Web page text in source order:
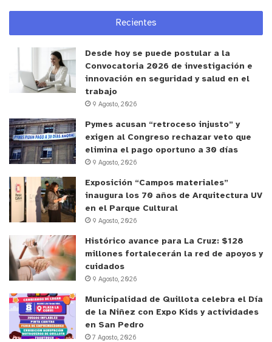
tremendamente agradecidos por el
términosde difusión del concurso, no tan só
parte de losestablecimientoscon los que
trabajamos,sino que
con las que colaboramos y con quienes
compartimos elpropósitode la educación en la
primera infancia,tales como Junji, la
Subsecretaria
de ducación Parvularia
Protectora de la Infancia
que “
gracias a ellos fue posible amplificar nuestro
mensaje y motivar, nosólo lapostulación
la toma de conciencia de la importancia que este
nivel de la trayectoria educativa tiene en el
desarrollo y aprendizaje de los niños y niñas“.
El 8 de agosto se realizará el sorteo que tendrá
una o un ganador por región de Chile
Recientes
Desde hoy se puede postular a la
Convocatoria 2026 de investigación e
innovación en seguridad y salud en el
trabajo
9 Agosto, 2026
Pymes acusan “retroceso injusto” y
exigen al Congreso rechazar veto que
elimina el pago oportuno a 30 días
9 Agosto, 2026
Exposición “Campos materiales”
inaugura los 70 años de Arquitectura UV
en el Parque Cultural
9 Agosto, 2026
Histórico avance para La Cruz: $128
millones fortalecerán la red de apoyos y
cuidados
9 Agosto, 2026
Municipalidad de Quillota celebra el Día
de la Niñez con Expo Kids y actividades
en San Pedro
7 Agosto, 2026